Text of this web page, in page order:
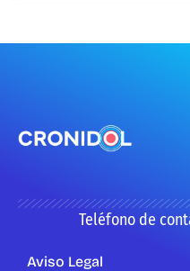
Teléfono de
Aviso Legal